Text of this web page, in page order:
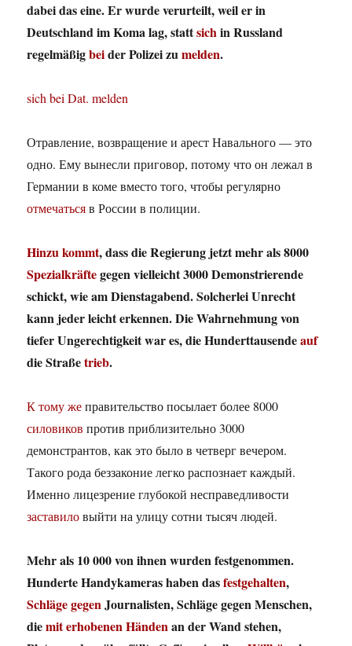
dabei das eine. Er wurde verurteilt, weil er in
Deutschland im Koma lag, stattsichin Russland
regelmäßigbeider Polizei zumelden.
sich bei Dat. melden
Отравление, возвращение и арест Навального — это
одно. Ему вынесли приговор, потому что он лежал в
Германии в коме вместо того, чтобы регулярно
отмечатьсяв России в полиции.
Hinzu kommt, dass die Regierung jetzt mehr als 8000
Spezialkräftegegen vielleicht 3000 Demonstrierende
schickt, wie am Dienstagabend. Solcherlei Unrecht
kann jeder leicht erkennen. Die Wahrnehmung von
tiefer Ungerechtigkeit war es, die Hunderttausendeauf
die Straßetrieb.
К тому жеправительство посылает более 8000
силовиковпротив приблизительно 3000
демонстрантов, как это было в четверг вечером.
Такого рода беззаконие легко распознает каждый.
Именно лицезрение глубокой несправедливости
заставиловыйти на улицу сотни тысяч людей.
Mehr als 10 000 von ihnen wurden festgenommen.
Hunderte Handykameras haben dasfestgehalten,
Schläge gegenJournalisten, Schläge gegen Menschen,
diemit erhobenen Händenan der Wand stehen,